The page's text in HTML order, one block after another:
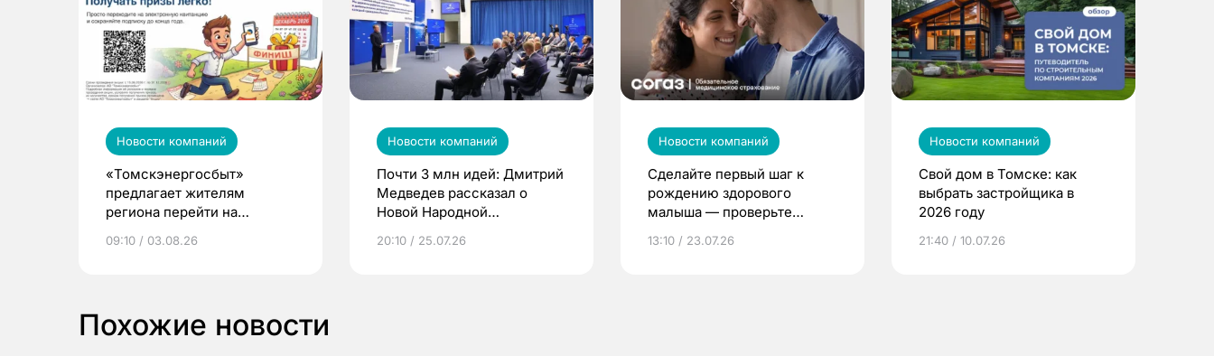
Новости компаний
«Томскэнергосбыт»
предлагает жителям
региона перейти на
выиграть призы
09:10 / 03.08.26
Новости компаний
Почти 3 млн идей: Дмитрий
Медведев рассказал о
Новой Народной
20:10 / 25.07.26
Новости компаний
Сделайте первый шаг к
рождению здорового
малыша — проверьте
по ОМС!
13:10 / 23.07.26
Новости компаний
Свой дом в Томске: как
выбрать застройщика в
2026 году
21:40 / 10.07.26
Похожие новости